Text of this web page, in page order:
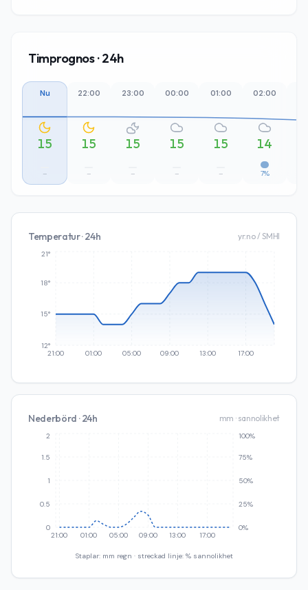
Timprognos · 24h
Nu
15
–
22:00
15
–
23:00
15
–
00:00
15
–
01:00
15
–
02:00
14
7%
Temperatur · 24h yr.no / SMHI
21:00 01:00 05:00 09:00 13:00 17:00
12°
15°
18°
21°
Nederbörd · 24h mm · sannolikhet
21:00 01:00 05:00 09:00 13:00 17:00
0
0.5
1
1.5
2
0%
25%
50%
75%
100%
Staplar: mm regn · streckad linje: % sannolikhet